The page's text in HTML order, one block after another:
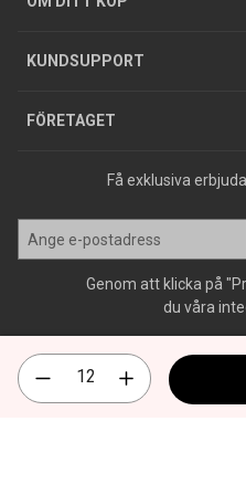
KUNDSUPPORT
Varumärken
FÖRETAGET
Jobba hos oss
Press
Få exklusiva
Genom att klicka på
du våra